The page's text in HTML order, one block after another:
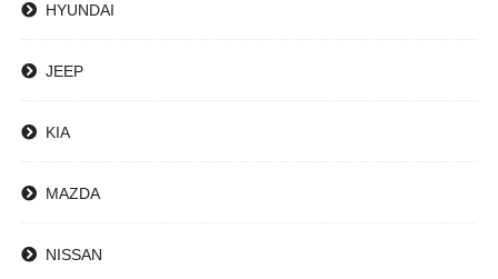
HYUNDAI
JEEP
KIA
MAZDA
NISSAN